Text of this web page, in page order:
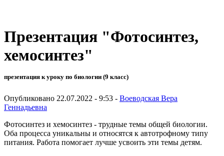
Презентация "Фотосинтез,
хемосинтез"
презентация к уроку по биологии (9 класс)
Опубликовано 22.07.2022 - 9:53 - Воеводская Вера
Геннадьевна
Фотосинтез и хемосинтез - трудные темы общей биологии.
Оба процесса уникальны и относятся к автотрофному типу
питания. Работа помогает лучше усвоить эти темы детям.